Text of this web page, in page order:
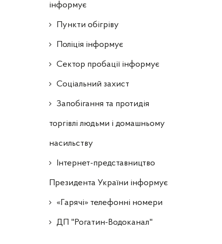
інформує
Пункти обігріву
Поліція інформує
Сектор пробації інформує
Соціальний захист
Запобігання та протидія
торгівлі людьми і домашньому
насильству
Інтернет-представництво
Президента України інформує
«Гарячі» телефонні номери
ДП "Рогатин-Водоканал"